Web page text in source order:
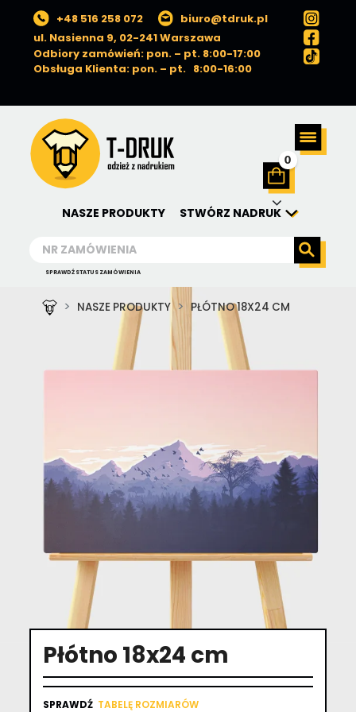
+48 516 258 072
biuro@tdruk.pl
ul. Nasienna 9, 02-241 Warszawa
Odbiory zamówień: pon. – pt. 8:00-17:00
Obsługa Klienta: pon. – pt. 8:00-16:00
0
NASZE PRODUKTY STWÓRZ NADRUK
SPRAWDŹ STATUS ZAMÓWIENIA
NASZE PRODUKTY PŁÓTNO 18X24 CM
Płótno 18x24 cm
SPRAWDŹ TABELĘ ROZMIARÓW